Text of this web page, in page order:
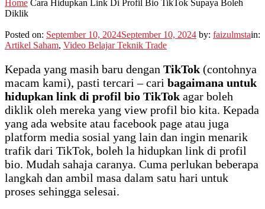
Home Cara Hidupkan Link Di Profil Bio TikTok Supaya Boleh
Diklik
Posted on: September 10, 2024September 10, 2024 by: faizulmstain:
Artikel Saham, Video Belajar Teknik Trade
Kepada yang masih baru dengan TikTok (contohnya
macam kami), pasti tercari – cari bagaimana untuk
hidupkan link di profil bio TikTok agar boleh
diklik oleh mereka yang view profil bio kita. Kepada
yang ada website atau facebook page atau juga
platform media sosial yang lain dan ingin menarik
trafik dari TikTok, boleh la hidupkan link di profil
bio. Mudah sahaja caranya. Cuma perlukan beberapa
langkah dan ambil masa dalam satu hari untuk
proses sehingga selesai.